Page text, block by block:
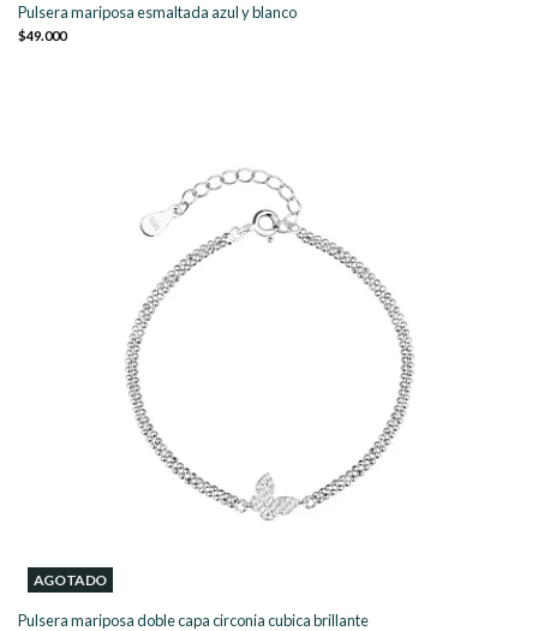
Pulsera mariposa esmaltada azul y blanco
$49.000
AGOTADO
Pulsera mariposa doble capa circonia cubica brillante